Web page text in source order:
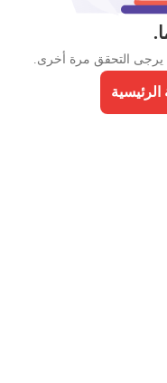
يرجى التحقق مرة أخرى.
الرئيسية